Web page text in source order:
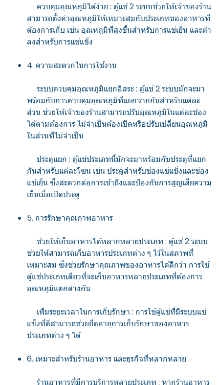
ควบคุมอุณหภูมิได้ง่าย : ตู้แช่ 2 ระบบช่วยให้เจ้าของร้าน
สามารถตั้งค่าอุณหภูมิให้เหมาะสมกับประเภทของอาหารที่
ต้องการเก็บ เช่น อุณหภูมิที่สูงขึ้นสำหรับการแช่เย็น และต่ำ
ลงสำหรับการแช่แข็ง
4. ความสะดวกในการใช้งาน
ระบบควบคุมอุณหภูมิแยกอิสระ : ตู้แช่ 2 ระบบมักจะมา
พร้อมกับการควบคุมอุณหภูมิที่แยกจากกันสำหรับแต่ละ
ส่วน ช่วยให้เจ้าของร้านสามารถปรับอุณหภูมิในแต่ละช่อง
ได้ตามต้องการ ไม่จำเป็นต้องเปิดหรือปรับเปลี่ยนอุณหภูมิ
ในส่วนที่ไม่จำเป็น
ประตูแยก : ตู้แช่ประเภทนี้มักจะมาพร้อมกับประตูที่แยก
กันสำหรับแต่ละโซน เช่น ประตูสำหรับช่องแช่แข็งและช่อง
แช่เย็น ซึ่งสะดวกต่อการเข้าถึงและป้องกันการสูญเสียความ
เย็นเมื่อเปิดประตู
5. การรักษาคุณภาพอาหาร
ช่วยให้เก็บอาหารได้หลากหลายประเภท : ตู้แช่ 2 ระบบ
ช่วยให้สามารถเก็บอาหารประเภทต่าง ๆ ไว้ในสภาพที่
เหมาะสม ซึ่งช่วยรักษาคุณภาพของอาหารได้ดีกว่า การใช้
ตู้แช่ประเภทเดียวที่จะเก็บอาหารหลายประเภทที่ต้องการ
อุณหภูมิแตกต่างกัน
เพิ่มระยะเวลาในการเก็บรักษา : การใช้ตู้แช่ที่มีระบบแช่
แข็งที่ดีสามารถช่วยยืดอายุการเก็บรักษาของอาหาร
ประเภทต่าง ๆ ได้
6. เหมาะสำหรับร้านอาหาร และธุรกิจที่หลากหลาย
ร้านอาหารที่มีการบริการหลายประเภท : หากร้านอาหาร